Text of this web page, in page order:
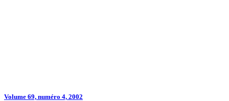
Volume 69, numéro 4, 2002